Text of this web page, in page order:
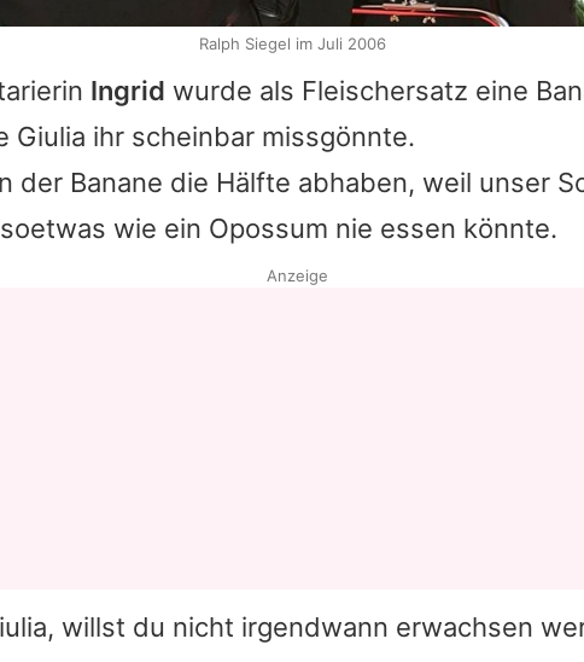
Ingrid wurde als Fleischersatz eine
Giulia ihr scheinbar missgönnte.
der Banane die Hälfte abhaben, weil unser
wie ein Opossum nie essen könnte.
willst du nicht irgendwann erwachsen
Ralph Siegel im Juli 2006
Anzeige